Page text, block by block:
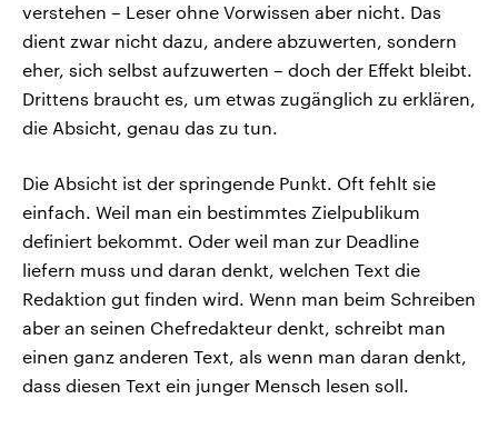
verstehen – Leser ohne Vorwissen aber nicht. Das
dient zwar nicht dazu, andere abzuwerten, sondern
eher, sich selbst aufzuwerten – doch der Effekt bleibt.
Drittens braucht es, um etwas zugänglich zu erklären,
die Absicht, genau das zu tun.
Die Absicht ist der springende Punkt. Oft fehlt sie
einfach. Weil man ein bestimmtes Zielpublikum
definiert bekommt. Oder weil man zur Deadline
liefern muss und daran denkt, welchen Text die
Redaktion gut finden wird. Wenn man beim Schreiben
aber an seinen Chefredakteur denkt, schreibt man
einen ganz anderen Text, als wenn man daran denkt,
dass diesen Text ein junger Mensch lesen soll.